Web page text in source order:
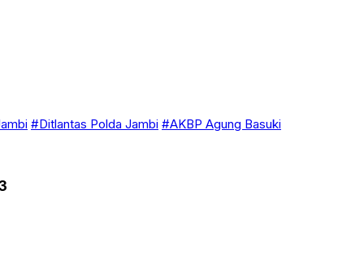
#Ditlantas Polda Jambi #AKBP Agung Basuki